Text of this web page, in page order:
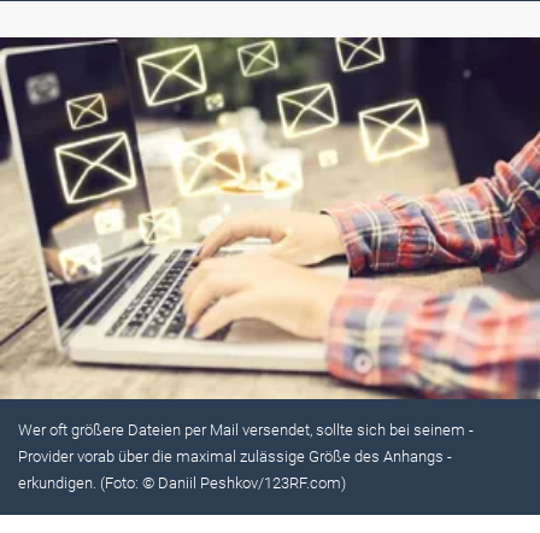
Wer oft größere Dateien per Mail versendet, sollte sich bei seinem ­
Provider vorab über die maximal zulässige Größe des Anhangs ­
erkundigen. (Foto: © Daniil Peshkov/123RF.com)